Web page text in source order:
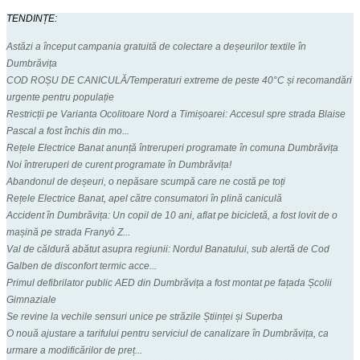
TENDINȚE:
Astăzi a început campania gratuită de colectare a deșeurilor textile în
Dumbrăvița
COD ROȘU DE CANICULĂ/Temperaturi extreme de peste 40°C și recomandări
urgente pentru populație
Restricții pe Varianta Ocolitoare Nord a Timișoarei: Accesul spre strada Blaise
Pascal a fost închis din mo...
Rețele Electrice Banat anunță întreruperi programate în comuna Dumbrăvița
Noi întreruperi de curent programate în Dumbrăvița!
Abandonul de deșeuri, o nepăsare scumpă care ne costă pe toți
Rețele Electrice Banat, apel către consumatori în plină caniculă
Accident în Dumbrăvița: Un copil de 10 ani, aflat pe bicicletă, a fost lovit de o
mașină pe strada Franyó Z...
Val de căldură abătut asupra regiunii: Nordul Banatului, sub alertă de Cod
Galben de disconfort termic acce...
Primul defibrilator public AED din Dumbrăvița a fost montat pe fațada Școlii
Gimnaziale
Se revine la vechile sensuri unice pe străzile Științei și Superba
O nouă ajustare a tarifului pentru serviciul de canalizare în Dumbrăvița, ca
urmare a modificărilor de preț...